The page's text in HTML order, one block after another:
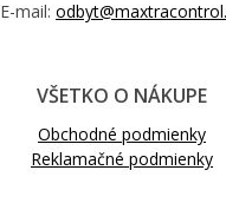
E-mail:
VŠETKO O NÁKUPE
Obchodné podmienky
Reklamačné podmienky